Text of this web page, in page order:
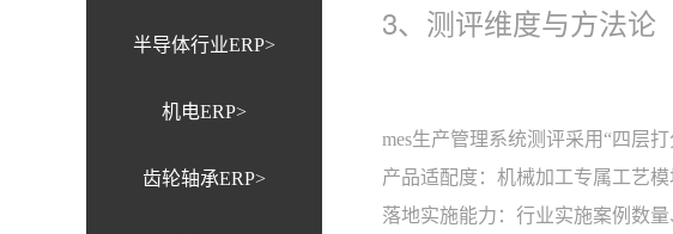
半导体行业ERP>
机电ERP>
齿轮轴承ERP>
3、测评维度与方法论
mes生产管理系统测评采用“四层
产品适配度：机械加工专属工艺
落地实施能力：行业实施案例数